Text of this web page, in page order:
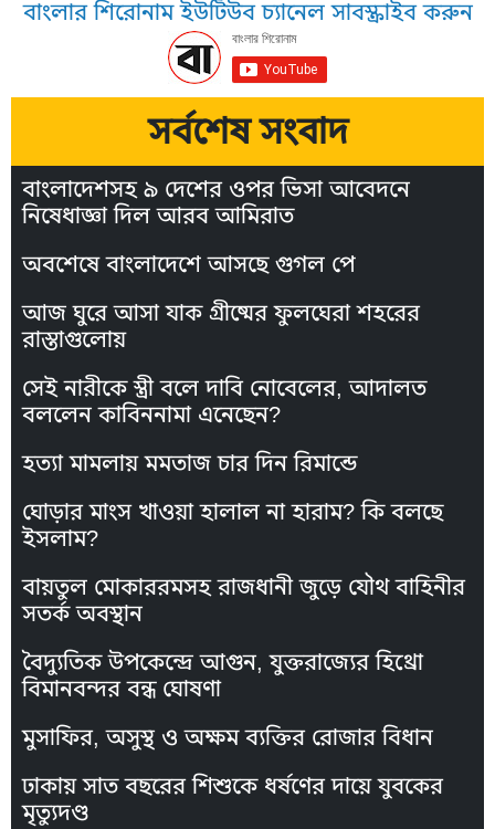
বাংলার শিরোনাম ইউটিউব চ্যানেল সাবস্ক্রাইব করুন
সর্বশেষ সংবাদ
বাংলাদেশসহ ৯ দেশের ওপর ভিসা আবেদনে
নিষেধাজ্ঞা দিল আরব আমিরাত
অবশেষে বাংলাদেশে আসছে গুগল পে
আজ ঘুরে আসা যাক গ্রীষ্মের ফুলঘেরা শহরের
রাস্তাগুলোয়
সেই নারীকে স্ত্রী বলে দাবি নোবেলের, আদালত
বললেন কাবিননামা এনেছেন?
হত্যা মামলায় মমতাজ চার দিন রিমান্ডে
ঘোড়ার মাংস খাওয়া হালাল না হারাম? কি বলছে
ইসলাম?
বায়তুল মোকাররমসহ রাজধানী জুড়ে যৌথ বাহিনীর
সতর্ক অবস্থান
বৈদ্যুতিক উপকেন্দ্রে আগুন, যুক্তরাজ্যের হিথ্রো
বিমানবন্দর বন্ধ ঘোষণা
মুসাফির, অসুস্থ ও অক্ষম ব্যক্তির রোজার বিধান
ঢাকায় সাত বছরের শিশুকে ধর্ষণের দায়ে যুবকের
মৃত্যুদণ্ড